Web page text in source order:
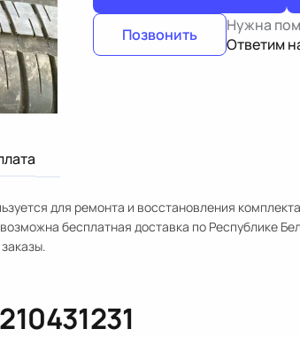
Позвонить
Нужна
Ответим
для ремонта и восстановления
бесплатная доставка по Республике